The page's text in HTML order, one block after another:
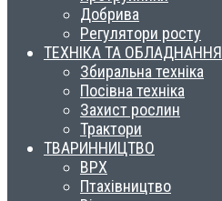
Добрива
Регулятори росту
ТЕХНІКА ТА ОБЛАДНАННЯ
Збиральна техніка
Посівна техніка
Захист рослин
Трактори
ТВАРИННИЦТВО
ВРХ
Птахівництво